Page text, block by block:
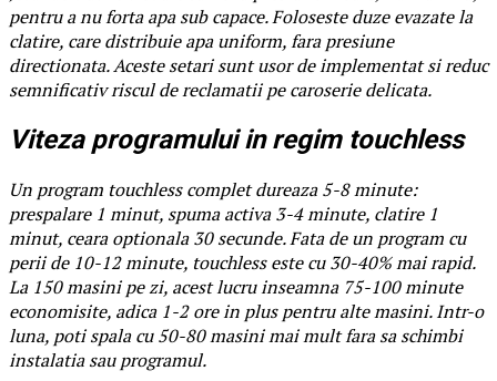
pentru a nu forta apa sub capace. Foloseste duze evazate la
clatire, care distribuie apa uniform, fara presiune
directionata. Aceste setari sunt usor de implementat si reduc
semnificativ riscul de reclamatii pe caroserie delicata.
Viteza programului in regim touchless
Un program touchless complet dureaza 5-8 minute:
prespalare 1 minut, spuma activa 3-4 minute, clatire 1
minut, ceara optionala 30 secunde. Fata de un program cu
perii de 10-12 minute, touchless este cu 30-40% mai rapid.
La 150 masini pe zi, acest lucru inseamna 75-100 minute
economisite, adica 1-2 ore in plus pentru alte masini. Intr-o
luna, poti spala cu 50-80 masini mai mult fara sa schimbi
instalatia sau programul.